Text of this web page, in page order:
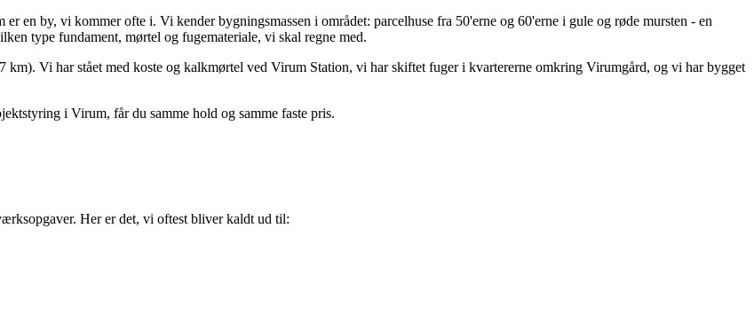
en by, vi kommer ofte i. Vi kender bygningsmassen i området: parcelhuse fra 50'erne og 60'erne i gule og røde mursten - en
type fundament, mørtel og fugemateriale, vi skal regne med.
Vi har stået med koste og kalkmørtel ved Virum Station, vi har skiftet fuger i kvartererne omkring Virumgård, og vi har bygget
i Virum, får du samme hold og samme faste pris.
Her er det, vi oftest bliver kaldt ud til: